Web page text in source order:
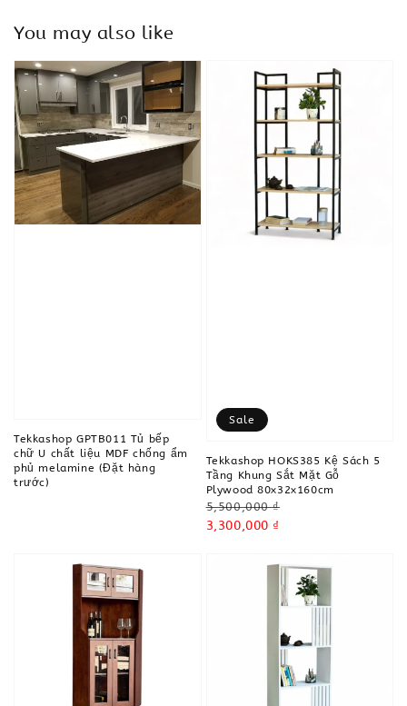
You may also like
Tekkashop GPTB011 Tủ bếp
chữ U chất liệu MDF chống ẩm
phủ melamine (Đặt hàng
trước)
Sale
Tekkashop HOKS385 Kệ Sách 5
Tầng Khung Sắt Mặt Gỗ
Plywood 80x32x160cm
Regular
price
5,500,000 ₫
Sale
3,300,000 ₫